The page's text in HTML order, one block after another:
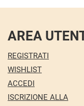
AREA
REGISTRATI
WISHLIST
ACCEDI
ISCRIZIONE ALLA